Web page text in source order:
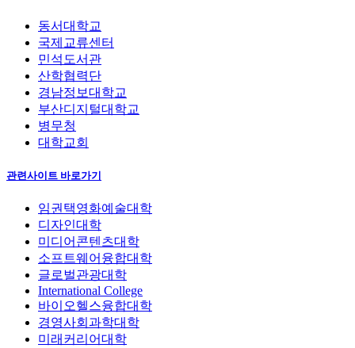
동서대학교
국제교류센터
민석도서관
산학협력단
경남정보대학교
부산디지털대학교
병무청
대학교회
관련사이트 바로가기
임권택영화예술대학
디자인대학
미디어콘텐츠대학
소프트웨어융합대학
글로벌관광대학
International College
바이오헬스융합대학
경영사회과학대학
미래커리어대학